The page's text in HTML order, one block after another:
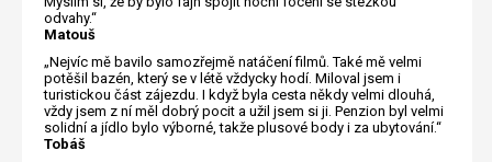
odvahy.“
Matouš
„Nejvíc mě bavilo samozřejmě natáčení filmů. Také mě velmi
potěšil bazén, který se v létě vždycky hodí. Miloval jsem i
turistickou část zájezdu. I když byla cesta někdy velmi dlouhá,
vždy jsem z ní měl dobrý pocit a užil jsem si ji. Penzion byl velmi
solidní a jídlo bylo výborné, takže plusové body i za ubytování.“
Tobáš